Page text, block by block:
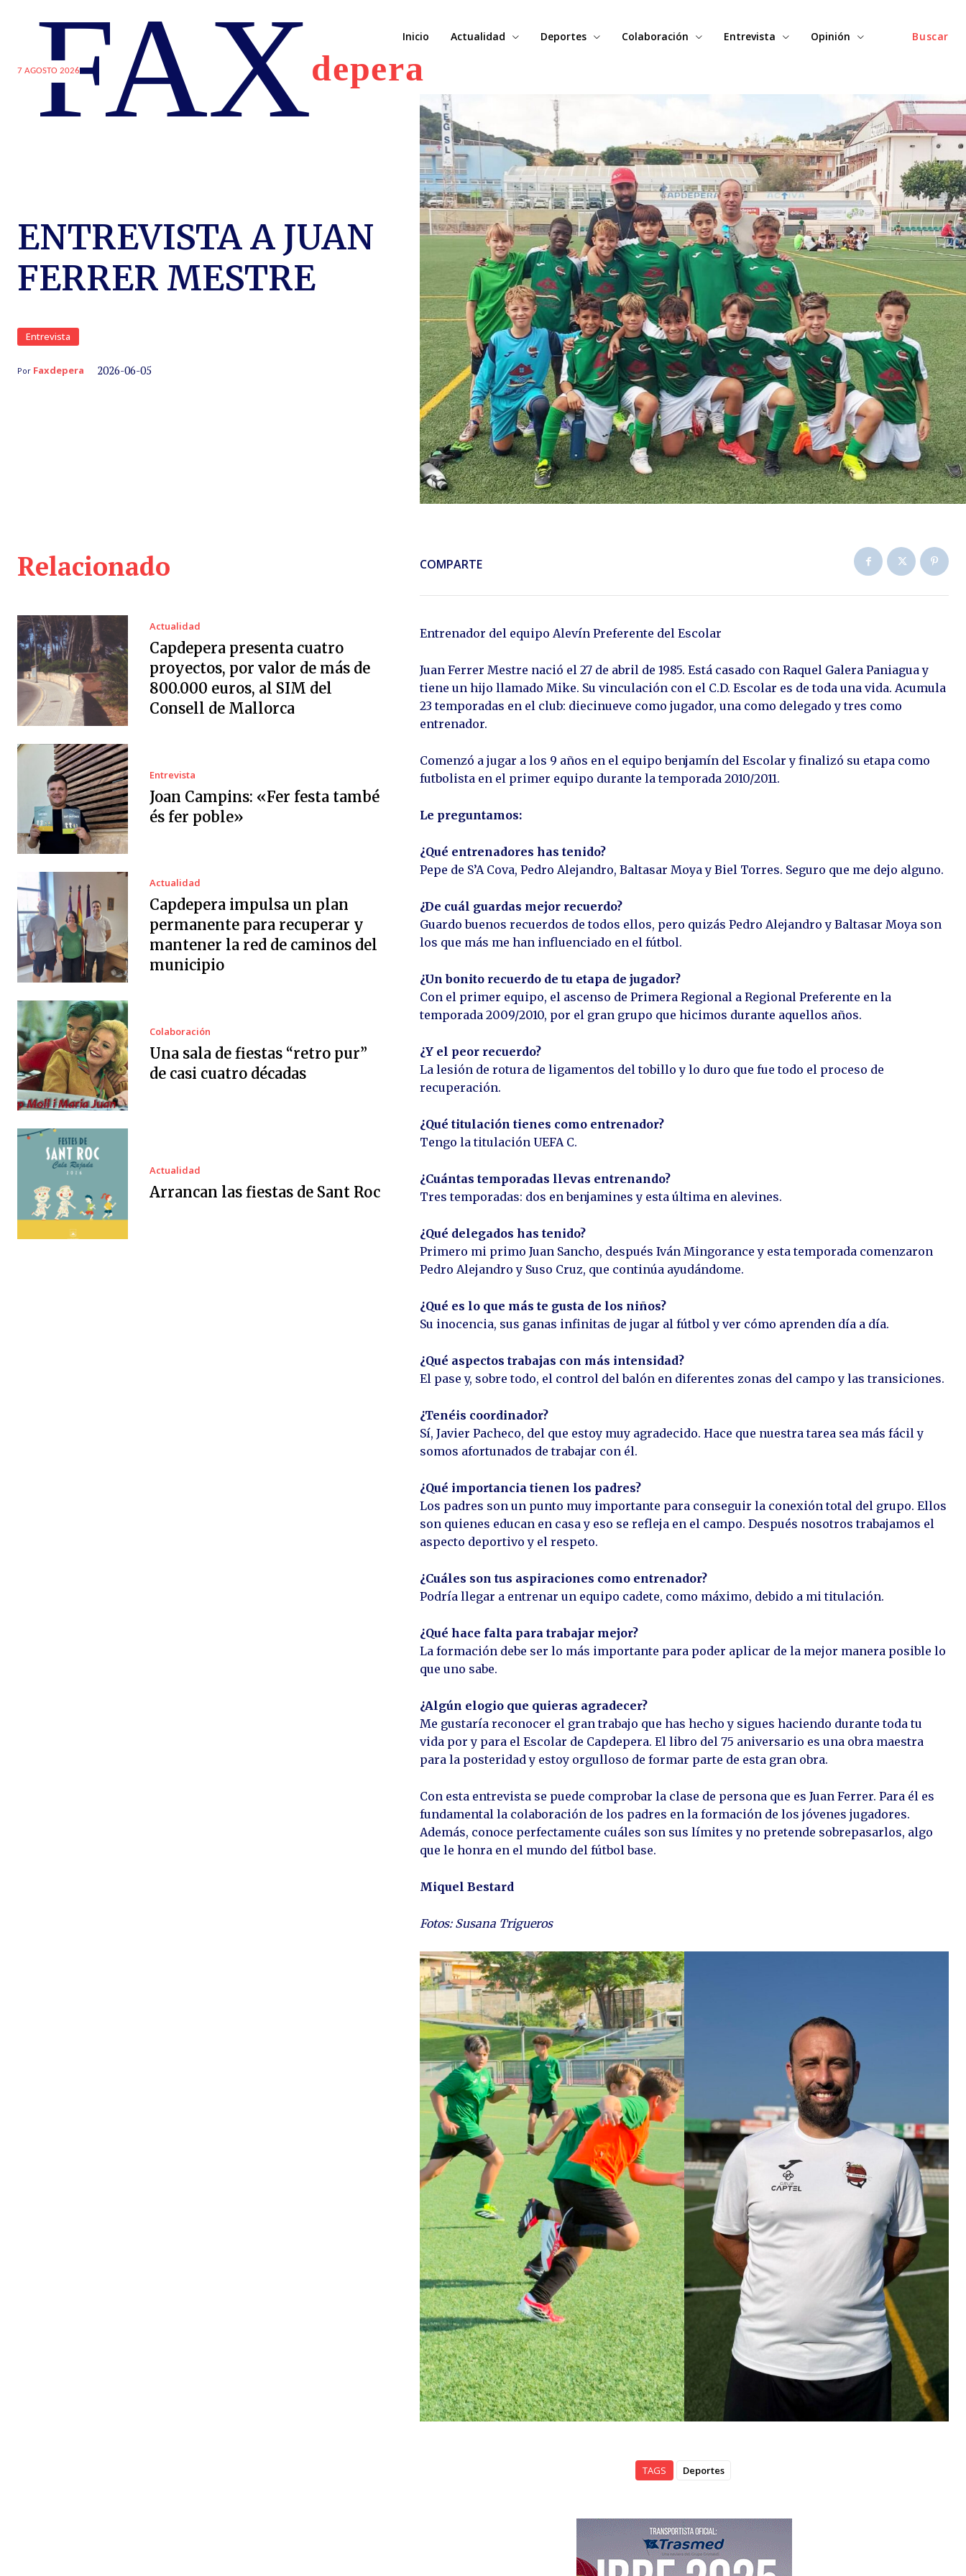
7 AGOSTO 2026
FAXdepera
Buscar
Inicio Actualidad Deportes Colaboración Entrevista Opinión
ENTREVISTA A JUAN
FERRER MESTRE
Entrevista
Por Faxdepera 2026-06-05
Relacionado
Actualidad
Capdepera presenta cuatro
proyectos, por valor de más de
800.000 euros, al SIM del
Consell de Mallorca
Entrevista
Joan Campins: «Fer festa també
és fer poble»
Actualidad
Capdepera impulsa un plan
permanente para recuperar y
mantener la red de caminos del
municipio
Colaboración
Una sala de fiestas “retro pur”
de casi cuatro décadas
Actualidad
Arrancan las fiestas de Sant Roc
COMPARTE
Entrenador del equipo Alevín Preferente del Escolar
Juan Ferrer Mestre nació el 27 de abril de 1985. Está casado con Raquel Galera Paniagua y
tiene un hijo llamado Mike. Su vinculación con el C.D. Escolar es de toda una vida. Acumula
23 temporadas en el club: diecinueve como jugador, una como delegado y tres como
entrenador.
Comenzó a jugar a los 9 años en el equipo benjamín del Escolar y finalizó su etapa como
futbolista en el primer equipo durante la temporada 2010/2011.
Le preguntamos:
¿Qué entrenadores has tenido?
Pepe de S’A Cova, Pedro Alejandro, Baltasar Moya y Biel Torres. Seguro que me dejo alguno.
¿De cuál guardas mejor recuerdo?
Guardo buenos recuerdos de todos ellos, pero quizás Pedro Alejandro y Baltasar Moya son
los que más me han influenciado en el fútbol.
¿Un bonito recuerdo de tu etapa de jugador?
Con el primer equipo, el ascenso de Primera Regional a Regional Preferente en la
temporada 2009/2010, por el gran grupo que hicimos durante aquellos años.
¿Y el peor recuerdo?
La lesión de rotura de ligamentos del tobillo y lo duro que fue todo el proceso de
recuperación.
¿Qué titulación tienes como entrenador?
Tengo la titulación UEFA C.
¿Cuántas temporadas llevas entrenando?
Tres temporadas: dos en benjamines y esta última en alevines.
¿Qué delegados has tenido?
Primero mi primo Juan Sancho, después Iván Mingorance y esta temporada comenzaron
Pedro Alejandro y Suso Cruz, que continúa ayudándome.
¿Qué es lo que más te gusta de los niños?
Su inocencia, sus ganas infinitas de jugar al fútbol y ver cómo aprenden día a día.
¿Qué aspectos trabajas con más intensidad?
El pase y, sobre todo, el control del balón en diferentes zonas del campo y las transiciones.
¿Tenéis coordinador?
Sí, Javier Pacheco, del que estoy muy agradecido. Hace que nuestra tarea sea más fácil y
somos afortunados de trabajar con él.
¿Qué importancia tienen los padres?
Los padres son un punto muy importante para conseguir la conexión total del grupo. Ellos
son quienes educan en casa y eso se refleja en el campo. Después nosotros trabajamos el
aspecto deportivo y el respeto.
¿Cuáles son tus aspiraciones como entrenador?
Podría llegar a entrenar un equipo cadete, como máximo, debido a mi titulación.
¿Qué hace falta para trabajar mejor?
La formación debe ser lo más importante para poder aplicar de la mejor manera posible lo
que uno sabe.
¿Algún elogio que quieras agradecer?
Me gustaría reconocer el gran trabajo que has hecho y sigues haciendo durante toda tu
vida por y para el Escolar de Capdepera. El libro del 75 aniversario es una obra maestra
para la posteridad y estoy orgulloso de formar parte de esta gran obra.
Con esta entrevista se puede comprobar la clase de persona que es Juan Ferrer. Para él es
fundamental la colaboración de los padres en la formación de los jóvenes jugadores.
Además, conoce perfectamente cuáles son sus límites y no pretende sobrepasarlos, algo
que le honra en el mundo del fútbol base.
Miquel Bestard
Fotos: Susana Trigueros
TAGS Deportes